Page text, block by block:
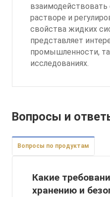
взаимодействовать
растворе и
свойства жидких
представляет
промышленности,
исследованиях.
Вопросы и
Вопросы по продуктам
Какие
хранению и